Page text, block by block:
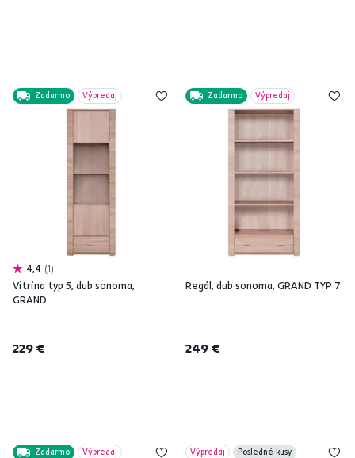
Zadarmo Výpredaj
4,4 1
Vitrína typ 5, dub sonoma,
GRAND
229 €
Zadarmo Výpredaj
Regál, dub sonoma, GRAND TYP 7
249 €
Zadarmo Výpredaj Výpredaj Posledné kusy